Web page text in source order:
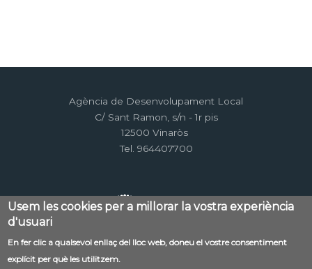
Agència de Desenvolupament Local
C/ Sant Ramon, s/n - 1r pis
12500 Vinaròs
Tel. 964407700
Menú
Contacte Avís legal
Usem les cookies per a millorar la vostra experiència
d'usuari
En fer clic a qualsevol enllaç del lloc web, doneu el vostre consentiment
explícit per què les utilitzem.